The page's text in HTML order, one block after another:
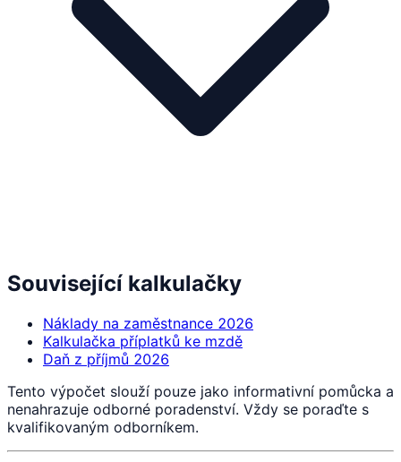
Související kalkulačky
Náklady na zaměstnance 2026
Kalkulačka příplatků ke mzdě
Daň z příjmů 2026
Tento výpočet slouží pouze jako informativní pomůcka a
nenahrazuje odborné poradenství. Vždy se poraďte s
kvalifikovaným odborníkem.